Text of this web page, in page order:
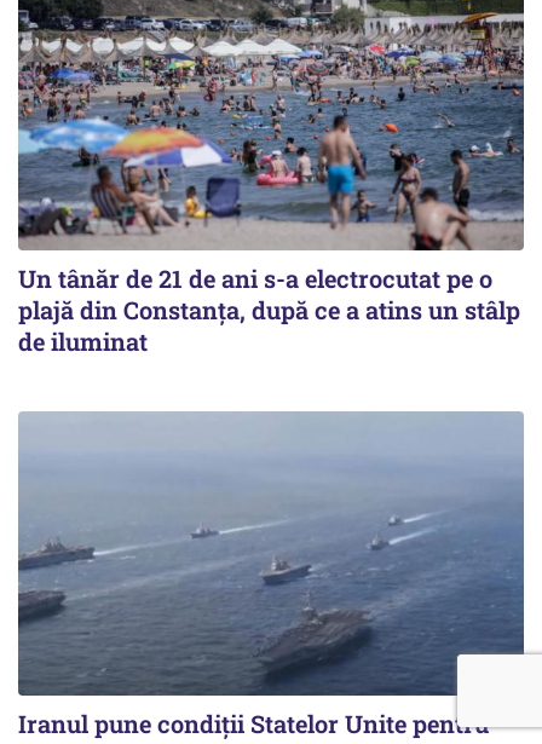
Un tânăr de 21 de ani s-a electrocutat pe o
plajă din Constanța, după ce a atins un stâlp
de iluminat
Iranul pune condiții Statelor Unite pentru